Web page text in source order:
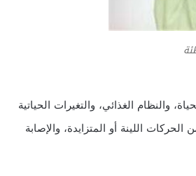
والنظام الغذائي، والتغيرات الحياتية
اللينة أو المتزايدة، والإصابة